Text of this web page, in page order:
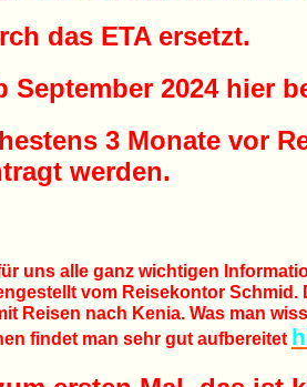
das ETA ersetzt.
September 2024 hier
3 Monate vor
werden.
uns alle ganz wichtigen
vom Reisekontor Schmid.
Reisen nach Kenia. Was man
findet man sehr gut aufbereitet